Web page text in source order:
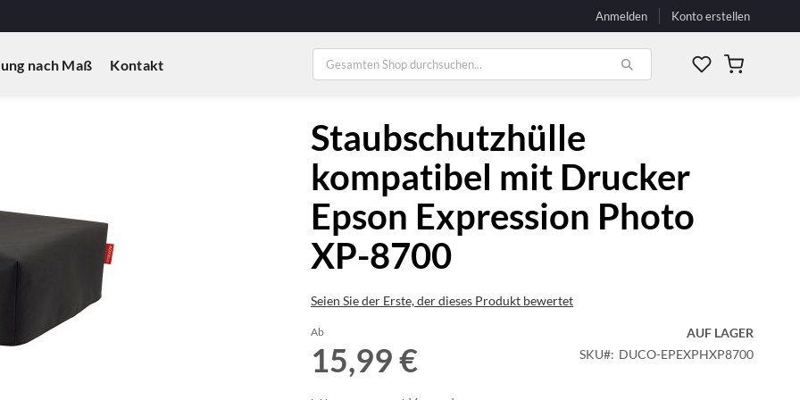
Anmelden Konto erstellen
nach Maß Kontakt Mein
Staubschutzhülle
kompatibel mit Drucker
Epson Expression Photo
XP-8700
Seien Sie der Erste, der dieses Produkt bewertet
Ab
15,99 €
AUF LAGER
SKU
DUCO-EPEXPHXP8700